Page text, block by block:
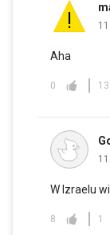
Aha
0 13
W Izraelu
8 1